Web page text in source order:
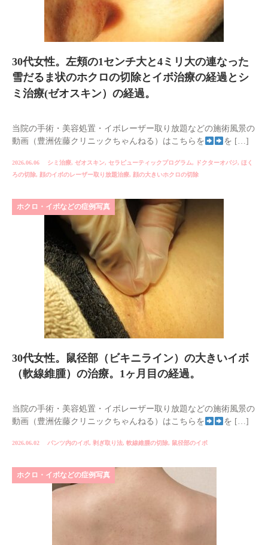
30代女性。左頬の1センチ大と4ミリ大の連なった
雪だるま状のホクロの切除とイボ治療の経過とシ
ミ治療(ゼオスキン）の経過。
当院の手術・美容処置・イボレーザー取り放題などの施術風景の
動画（豊洲佐藤クリニックちゃんねる）はこちらを
を […]
2026.06.06 シミ治療, ゼオスキン, セラピューティックプログラム, ドクターオバジ, ほく
ろの切除, 顔のイボのレーザー取り放題治療, 顔の大きいホクロの切除
ホクロ・イボなどの症例写真
30代女性。鼠径部（ビキニライン）の大きいイボ
（軟線維腫）の治療。1ヶ月目の経過。
当院の手術・美容処置・イボレーザー取り放題などの施術風景の
動画（豊洲佐藤クリニックちゃんねる）はこちらを
を […]
2026.06.02 パンツ内のイボ, 剥ぎ取り法, 軟線維腫の切除, 鼠径部のイボ
ホクロ・イボなどの症例写真